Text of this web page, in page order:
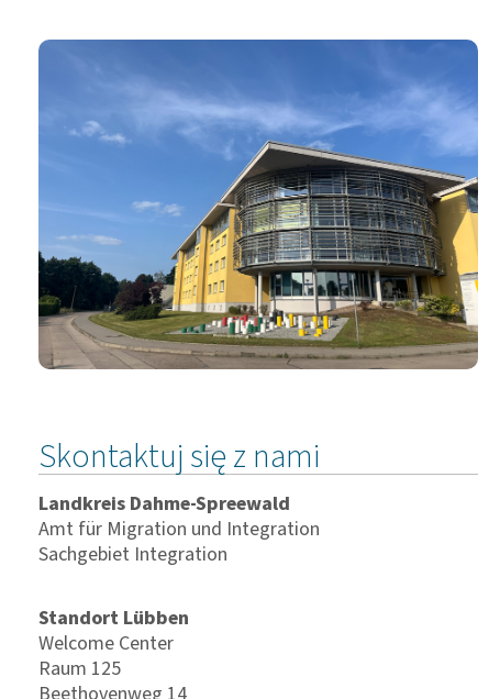
Skontaktuj się z nami
Landkreis Dahme-Spreewald
Amt für Migration und Integration
Sachgebiet Integration
Standort Lübben
Welcome Center
Raum 125